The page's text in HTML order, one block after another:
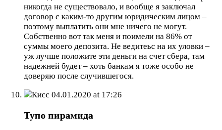
никогда не существовало, и вообще я заключал
договор с каким-то другим юридическим лицом –
поэтому выплатить они мне ничего не могут.
Собственно вот так меня и поимели на 86% от
суммы моего депозита. Не ведитеьс на их уловки –
уж лучше положите эти деньги на счет сбера, там
надежней будет – хоть банкам я тоже особо не
доверяю после случившегося.
Кисс 04.01.2020 at 17:26
Тупо пирамида